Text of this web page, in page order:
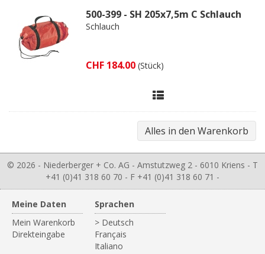
500-399 - SH 205x7,5m C Schlauch
Schlauch
CHF 184.00 (Stück)
© 2026 - Niederberger + Co. AG - Amstutzweg 2 - 6010 Kriens - T
+41 (0)41 318 60 70 - F +41 (0)41 318 60 71 -
Meine Daten
Mein Warenkorb
Direkteingabe
Sprachen
> Deutsch
Français
Italiano